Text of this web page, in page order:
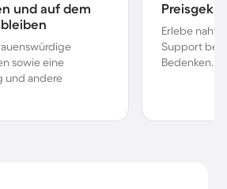
und auf dem
sowie eine
und andere
Erlebe
Support bei
Bedenken.